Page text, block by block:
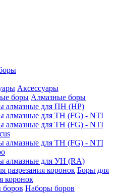
Аксессуары
Алмазные боры
алмазные для ПН (HP)
алмазные для ТН (FG) - NTI
алмазные для ТН (FG) - NTI
алмазные для ТН (FG) - NTI
алмазные для УН (RA)
Боры для
коронок
Наборы боров